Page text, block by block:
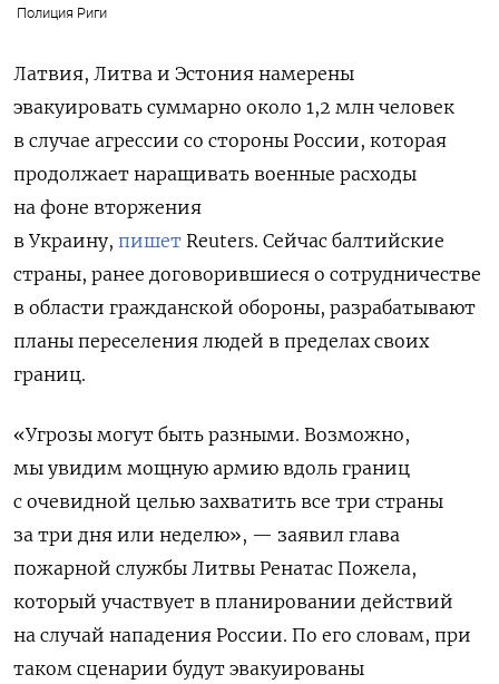
Полиция Риги
Латвия, Литва и Эстония намерены
эвакуировать суммарно около 1,2 млн человек
в случае агрессии со стороны России, которая
продолжает наращивать военные расходы
на фоне вторжения
в Украину, пишет Reuters. Сейчас балтийские
страны, ранее договорившиеся о сотрудничестве
в области гражданской обороны, разрабатывают
планы переселения людей в пределах своих
границ.
«Угрозы могут быть разными. Возможно,
мы увидим мощную армию вдоль границ
с очевидной целью захватить все три страны
за три дня или неделю», — заявил глава
пожарной службы Литвы Ренатас Пожела,
который участвует в планировании действий
на случай нападения России. По его словам, при
таком сценарии будут эвакуированы